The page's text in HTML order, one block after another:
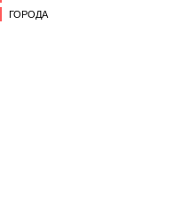
ГОРОДА